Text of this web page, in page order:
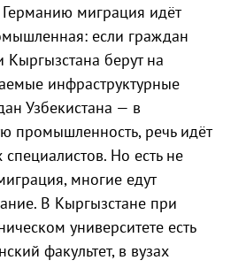
миграция идёт
если граждан
Кыргызстана берут на
инфраструктурные
Узбекистана — в
промышленность, речь идёт
специалистов. Но есть не
многие едут
В Кыргызстане при
университете есть
факультет, в вузах